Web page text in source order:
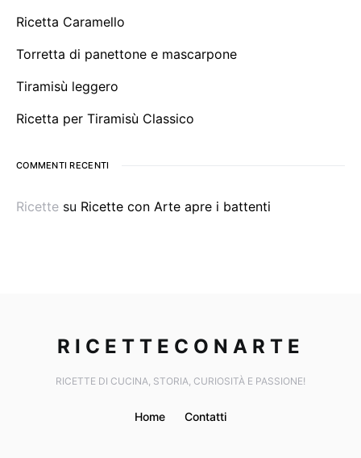
Ricetta Caramello
Torretta di panettone e mascarpone
Tiramisù leggero
Ricetta per Tiramisù Classico
COMMENTI RECENTI
Ricette su Ricette con Arte apre i battenti
RICETTECONARTE
RICETTE DI CUCINA, STORIA, CURIOSITÀ E PASSIONE!
Home Contatti